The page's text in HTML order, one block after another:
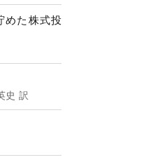
めた株式投
史 訳